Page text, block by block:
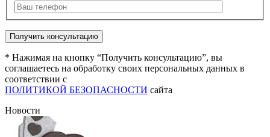
* Нажимая на кнопку “Получить консультацию”, вы
соглашаетесь на обработку своих персональных данных в
соответствии с
ПОЛИТИКОЙ БЕЗОПАСНОСТИ сайта
Новости